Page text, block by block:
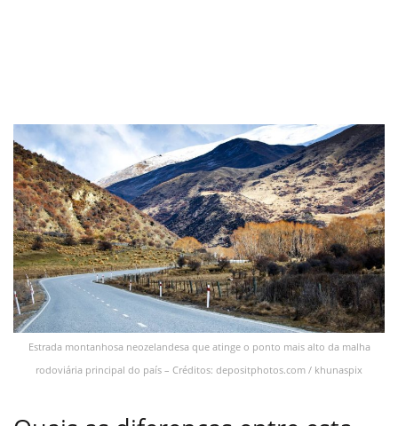
Estrada montanhosa neozelandesa que atinge o ponto mais alto da malha
rodoviária principal do país – Créditos: depositphotos.com / khunaspix